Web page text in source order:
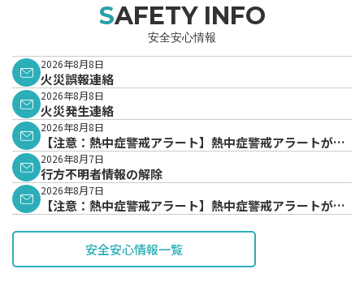
SAFETY INFO
安全安心情報
2026年8月8日
火災誤報連絡
2026年8月8日
火災発生連絡
2026年8月8日
【注意：熱中症警戒アラート】熱中症警戒アラートが発
表されています。
2026年8月7日
行方不明者情報の解除
2026年8月7日
【注意：熱中症警戒アラート】熱中症警戒アラートが発
安全安心情報一覧